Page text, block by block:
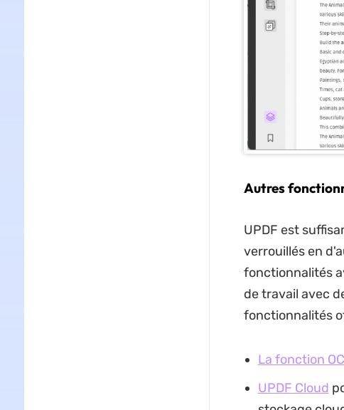
Autres
UPDF est
verrouillés en
fonctionnalités
de travail avec
fonctionnalités
La fonction
UPDF Cloud